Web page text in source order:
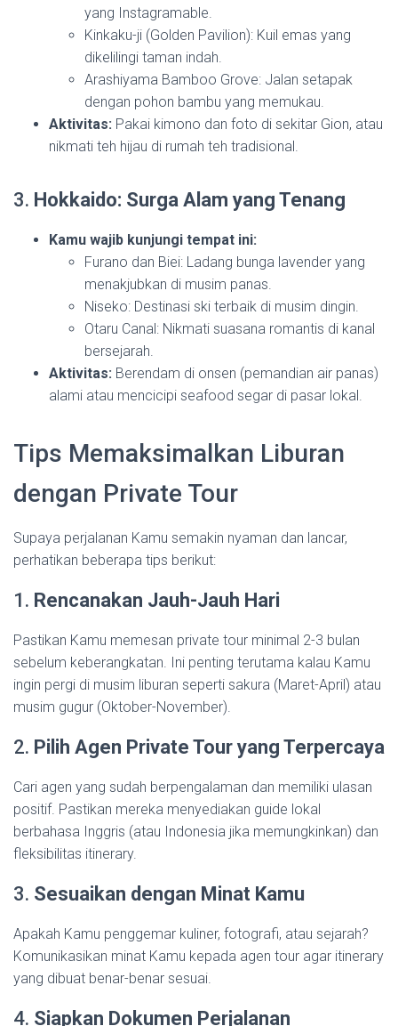
yang Instagramable.
Kinkaku-ji (Golden Pavilion): Kuil emas yang
dikelilingi taman indah.
Arashiyama Bamboo Grove: Jalan setapak
dengan pohon bambu yang memukau.
Aktivitas: Pakai kimono dan foto di sekitar Gion, atau
nikmati teh hijau di rumah teh tradisional.
3. Hokkaido: Surga Alam yang Tenang
Kamu wajib kunjungi tempat ini:
Furano dan Biei: Ladang bunga lavender yang
menakjubkan di musim panas.
Niseko: Destinasi ski terbaik di musim dingin.
Otaru Canal: Nikmati suasana romantis di kanal
bersejarah.
Aktivitas: Berendam di onsen (pemandian air panas)
alami atau mencicipi seafood segar di pasar lokal.
Tips Memaksimalkan Liburan
dengan Private Tour
Supaya perjalanan Kamu semakin nyaman dan lancar,
perhatikan beberapa tips berikut:
1. Rencanakan Jauh-Jauh Hari
Pastikan Kamu memesan private tour minimal 2-3 bulan
sebelum keberangkatan. Ini penting terutama kalau Kamu
ingin pergi di musim liburan seperti sakura (Maret-April) atau
musim gugur (Oktober-November).
2. Pilih Agen Private Tour yang Terpercaya
Cari agen yang sudah berpengalaman dan memiliki ulasan
positif. Pastikan mereka menyediakan guide lokal
berbahasa Inggris (atau Indonesia jika memungkinkan) dan
fleksibilitas itinerary.
3. Sesuaikan dengan Minat Kamu
Apakah Kamu penggemar kuliner, fotografi, atau sejarah?
Komunikasikan minat Kamu kepada agen tour agar itinerary
yang dibuat benar-benar sesuai.
4. Siapkan Dokumen Perjalanan